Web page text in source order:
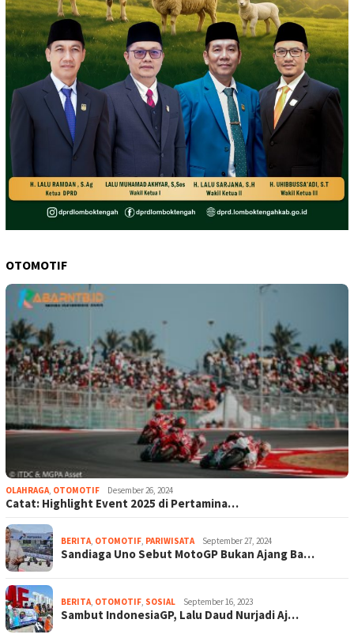
OTOMOTIF
OLAHRAGA, OTOMOTIF Desember 26, 2024
Catat: Highlight Event 2025 di Pertamina…
BERITA, OTOMOTIF, PARIWISATA September 27, 2024
Sandiaga Uno Sebut MotoGP Bukan Ajang Ba…
BERITA, OTOMOTIF, SOSIAL September 16, 2023
Sambut IndonesiaGP, Lalu Daud Nurjadi Aj…